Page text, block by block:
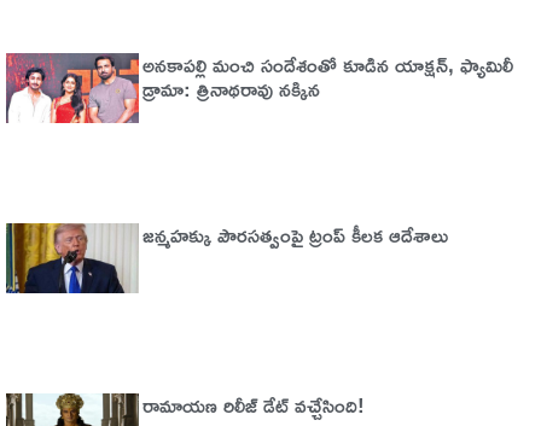
అనకాపల్లి మంచి సందేశంతో కూడిన యాక్షన్, ఫ్యామిలీ
డ్రామా: త్రినాథరావు నక్కిన
జన్మహక్కు పౌరసత్వంపై ట్రంప్ కీలక ఆదేశాలు
రామాయణ రిలీజ్ డేట్ వచ్చేసింది!